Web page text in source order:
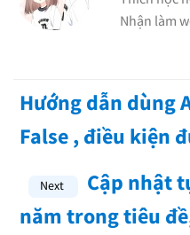
Nhận làm
Hướng dẫn dùng
False , điều kiện
Cập nhật
năm trong tiêu